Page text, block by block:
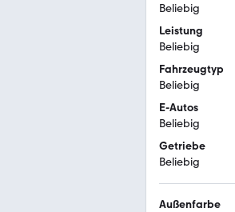
Beliebig
Leistung
Beliebig
Fahrzeugtyp
Beliebig
E-Autos
Beliebig
Getriebe
Beliebig
Außenfarbe